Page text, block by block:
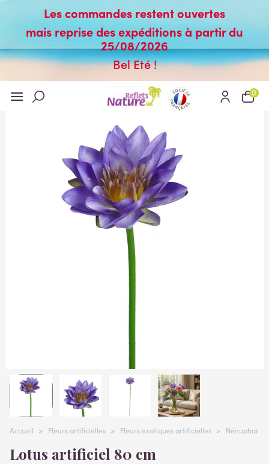
Les commandes restent ouvertes
mais reprise des expéditions à partir du
25/08/2026
Bel Eté !
0
Accueil > Fleurs artificielles > Fleurs exotiques artificielles > Nénuphars
Lotus artificiel 80 cm